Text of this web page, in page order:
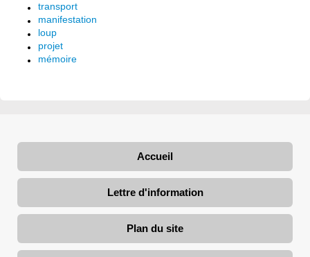
transport
manifestation
loup
projet
mémoire
Accueil
Lettre d'information
Plan du site